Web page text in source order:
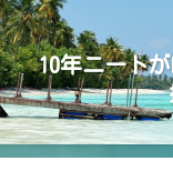
10年ニート